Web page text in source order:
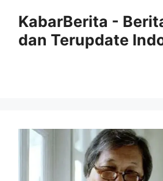
KabarBerita -
dan Terupdate